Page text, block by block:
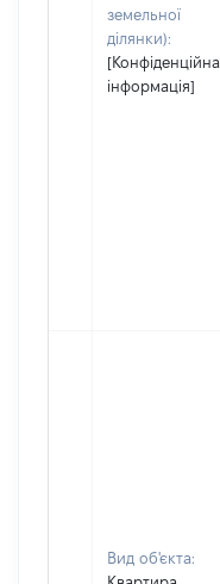
земельної
ділянки):
[Конфіденційна
інформація]
Вид об'єкта: